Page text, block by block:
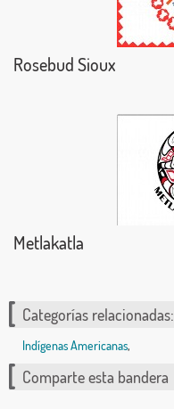
Rosebud Sioux
Metlakatla
Categorías relacionadas:
Indígenas Americanas,
Comparte esta bandera